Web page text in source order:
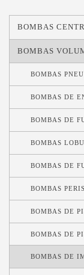
BOMBAS
BOMBAS
BOMBAS
BOMBAS DE
BOMBAS DE
BOMBAS
BOMBAS DE
BOMBAS
BOMBAS DE
BOMBAS DE
BOMBAS DE